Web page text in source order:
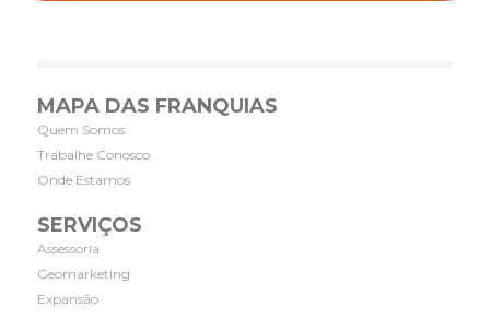
MAPA DAS FRANQUIAS
Quem Somos
Trabalhe Conosco
Onde Estamos
SERVIÇOS
Assessoria
Geomarketing
Expansão